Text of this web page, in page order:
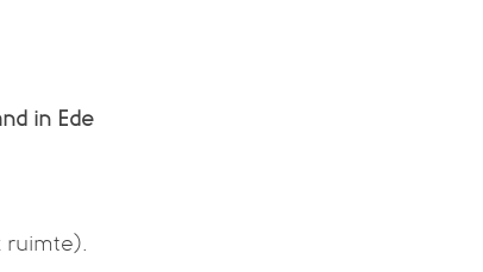
in Ede
ruimte).